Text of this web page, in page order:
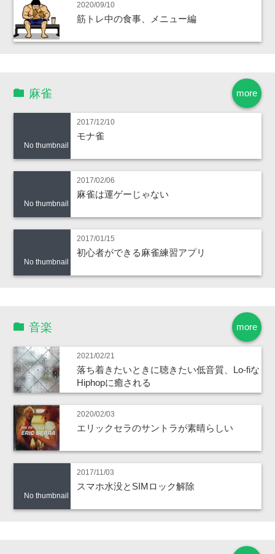
2020/09/10
筋トレ中の食事、メニュー編
more
麻雀
No thumbnail
2017/12/10
モナ雀
No thumbnail
2017/02/06
麻雀は運ゲーじゃない
No thumbnail
2017/01/15
初心者ができる麻雀練習アプリ
more
音楽
2021/02/21
落ち着きたいときに聴きたい低音質、Lo-fiな
Hiphopに癒される
2020/02/03
エリックセラのサントラが素晴らしい
No thumbnail
2017/11/03
スマホ水没とSIMロック解除